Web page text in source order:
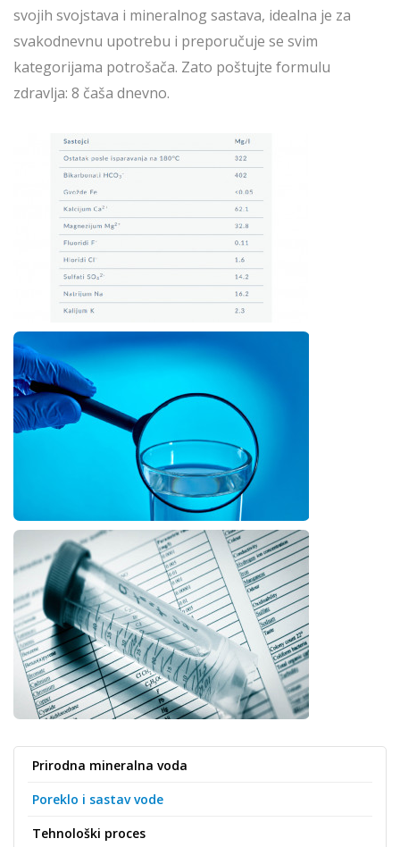
svojih svojstava i mineralnog sastava, idealna je za
svakodnevnu upotrebu i preporučuje se svim
kategorijama potrošača. Zato poštujte formulu
zdravlja: 8 čaša dnevno.
Prirodna mineralna voda
Poreklo i sastav vode
Tehnološki proces